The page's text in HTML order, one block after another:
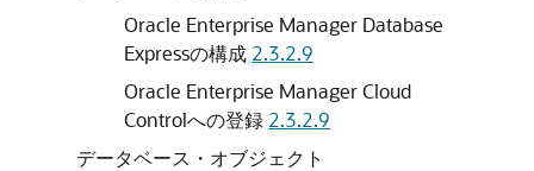
Oracle Enterprise Manager Database
Expressの構成 2.3.2.9
Oracle Enterprise Manager Cloud
Controlへの登録 2.3.2.9
データベース・オブジェクト